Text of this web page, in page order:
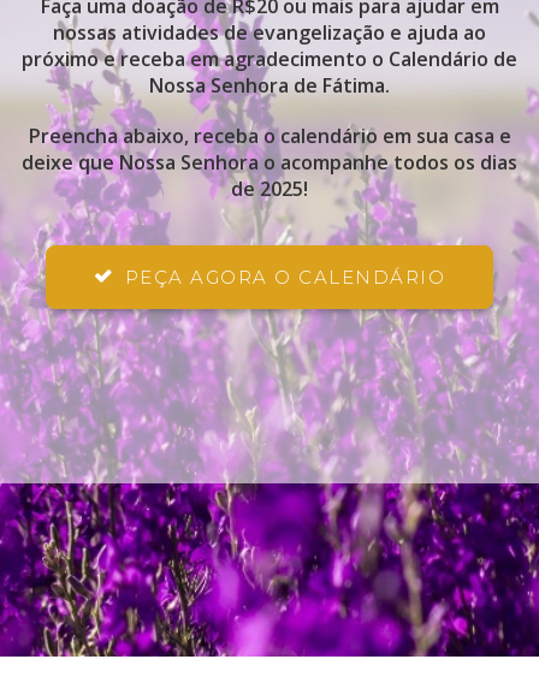
Faça uma doação de R$20 ou mais para ajudar em
nossas atividades de evangelização e ajuda ao
próximo e receba em agradecimento o Calendário de
Nossa Senhora de Fátima.
Preencha abaixo, receba o calendário em sua casa e
deixe que Nossa Senhora o acompanhe todos os dias
de 2025!
PEÇA AGORA O CALENDÁRIO